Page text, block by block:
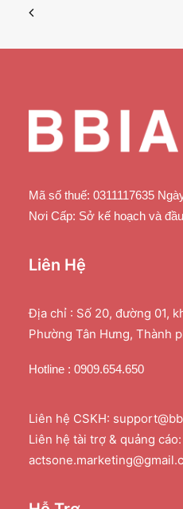
Mã số thuế: 0311117635
Nơi Cấp: Sở kế hoạch và
Liên Hệ
Địa chỉ : Số 20, đường 01,
Phường Tân Hưng, Thành
Hotline : 0909.654.650
Liên hệ CSKH:
Liên hệ tài trợ & quảng cáo: